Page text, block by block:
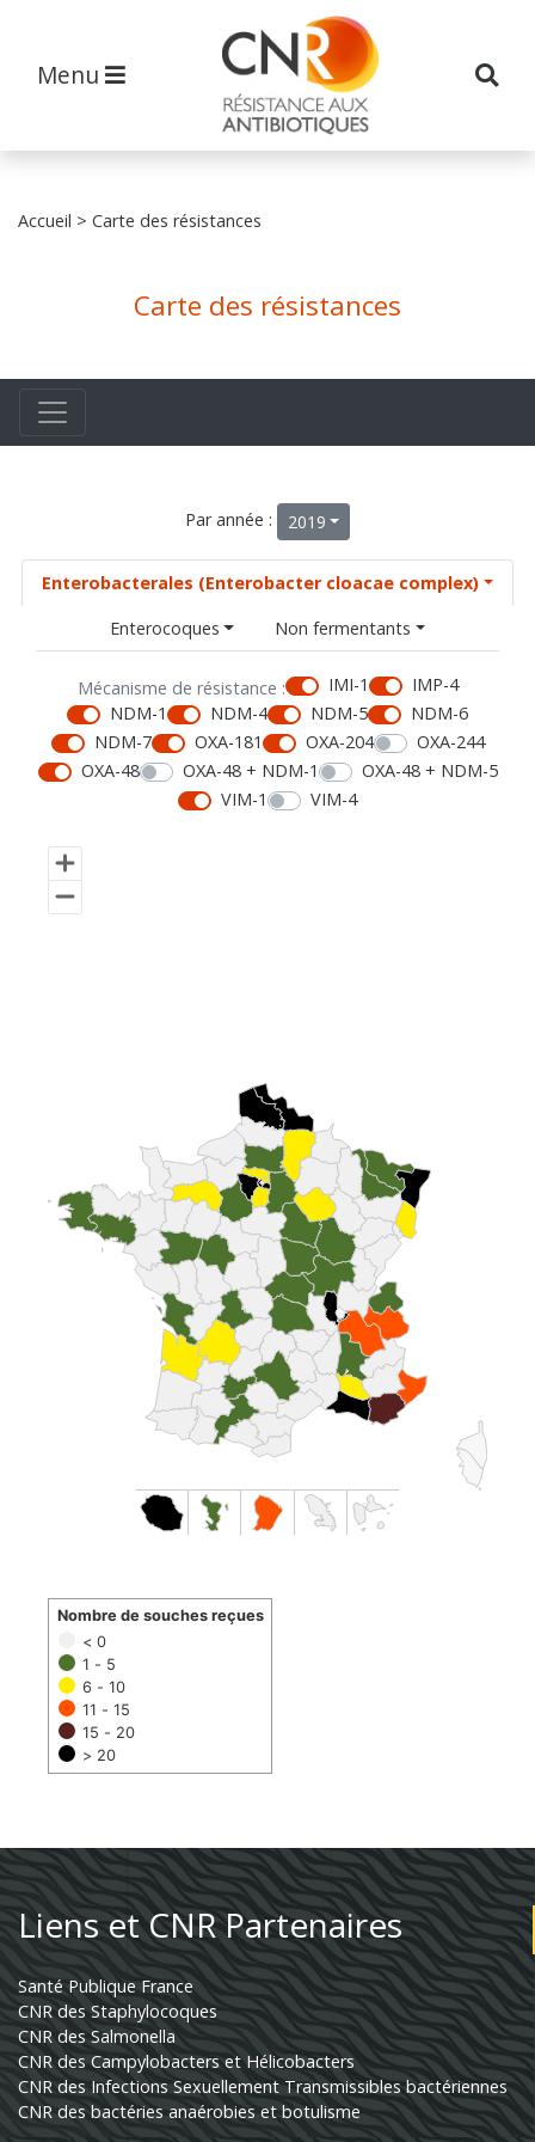
Menu
Accueil > Carte des résistances
Carte des résistances
Par année : 2019
Enterobacterales (Enterobacter cloacae complex)
Enterocoques
Non fermentants
Mécanisme de résistance : IMI-1
IMP-4
NDM-1
NDM-4 NDM-5
NDM-6
NDM-7
OXA-181 OXA-204
OXA-244
OXA-48
OXA-48 + NDM-1
OXA-48 + NDM-5
VIM-1
VIM-4
< 0
1 - 5
6 - 10
11 - 15
15 - 20
> 20
Nombre de souches reçues
Liens et CNR Partenaires
Santé Publique France
CNR des Staphylocoques
CNR des Salmonella
CNR des Campylobacters et Hélicobacters
CNR des Infections Sexuellement Transmissibles bactériennes
CNR des bactéries anaérobies et botulisme